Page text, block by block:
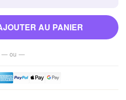
AU PANIER
— ou —